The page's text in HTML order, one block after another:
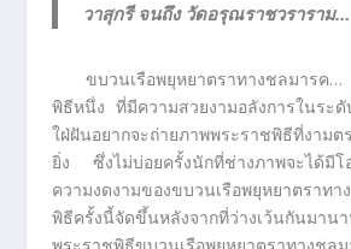
วาสุกรี จนถึง วัดอรุณราชวราราม…
ขบวนเรือพยุหยาตราทางชลมารค
พิธีหนึ่ง ที่มีความสวยงามอลังการในระ
ใฝ่ฝันอยากจะถ่ายภาพพระราชพิธีที่งามต
ยิ่ง ซึ่งไม่บ่อยครั้งนักที่ช่างภาพจะได้มีโ
ความงดงามของขบวนเรือพยุหยาตราท
พิธีครั้งนี้จัดขึ้นหลังจากที่ว่างเว้นกันมาน